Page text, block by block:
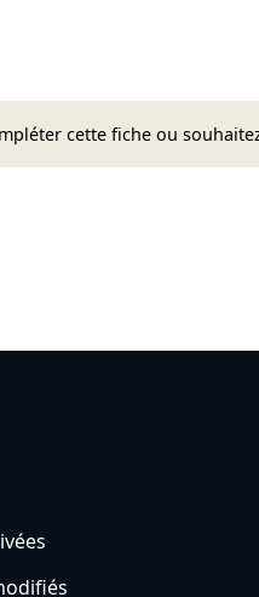
cette fiche ou
Facebook